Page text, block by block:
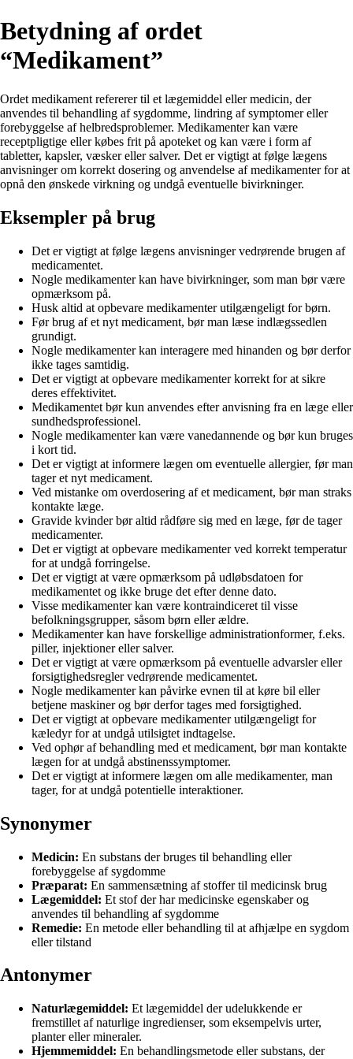
Betydning af ordet
“Medikament”
Ordet medikament refererer til et lægemiddel eller medicin, der
anvendes til behandling af sygdomme, lindring af symptomer eller
forebyggelse af helbredsproblemer. Medikamenter kan være
receptpligtige eller købes frit på apoteket og kan være i form af
tabletter, kapsler, væsker eller salver. Det er vigtigt at følge lægens
anvisninger om korrekt dosering og anvendelse af medikamenter for at
opnå den ønskede virkning og undgå eventuelle bivirkninger.
Eksempler på brug
Det er vigtigt at følge lægens anvisninger vedrørende brugen af
medicamentet.
Nogle medikamenter kan have bivirkninger, som man bør være
opmærksom på.
Husk altid at opbevare medikamenter utilgængeligt for børn.
Før brug af et nyt medicament, bør man læse indlægssedlen
grundigt.
Nogle medikamenter kan interagere med hinanden og bør derfor
ikke tages samtidig.
Det er vigtigt at opbevare medikamenter korrekt for at sikre
deres effektivitet.
Medikamentet bør kun anvendes efter anvisning fra en læge eller
sundhedsprofessionel.
Nogle medikamenter kan være vanedannende og bør kun bruges
i kort tid.
Det er vigtigt at informere lægen om eventuelle allergier, før man
tager et nyt medicament.
Ved mistanke om overdosering af et medicament, bør man straks
kontakte læge.
Gravide kvinder bør altid rådføre sig med en læge, før de tager
medicamenter.
Det er vigtigt at opbevare medikamenter ved korrekt temperatur
for at undgå forringelse.
Det er vigtigt at være opmærksom på udløbsdatoen for
medikamentet og ikke bruge det efter denne dato.
Visse medikamenter kan være kontraindiceret til visse
befolkningsgrupper, såsom børn eller ældre.
Medikamenter kan have forskellige administrationformer, f.eks.
piller, injektioner eller salver.
Det er vigtigt at være opmærksom på eventuelle advarsler eller
forsigtighedsregler vedrørende medicamentet.
Nogle medikamenter kan påvirke evnen til at køre bil eller
betjene maskiner og bør derfor tages med forsigtighed.
Det er vigtigt at opbevare medikamenter utilgængeligt for
kæledyr for at undgå utilsigtet indtagelse.
Ved ophør af behandling med et medicament, bør man kontakte
lægen for at undgå abstinenssymptomer.
Det er vigtigt at informere lægen om alle medikamenter, man
tager, for at undgå potentielle interaktioner.
Synonymer
Medicin: En substans der bruges til behandling eller
forebyggelse af sygdomme
Præparat: En sammensætning af stoffer til medicinsk brug
Lægemiddel: Et stof der har medicinske egenskaber og
anvendes til behandling af sygdomme
Remedie: En metode eller behandling til at afhjælpe en sygdom
eller tilstand
Antonymer
Naturlægemiddel: Et lægemiddel der udelukkende er
fremstillet af naturlige ingredienser, som eksempelvis urter,
planter eller mineraler.
Hjemmemiddel: En behandlingsmetode eller substans, der